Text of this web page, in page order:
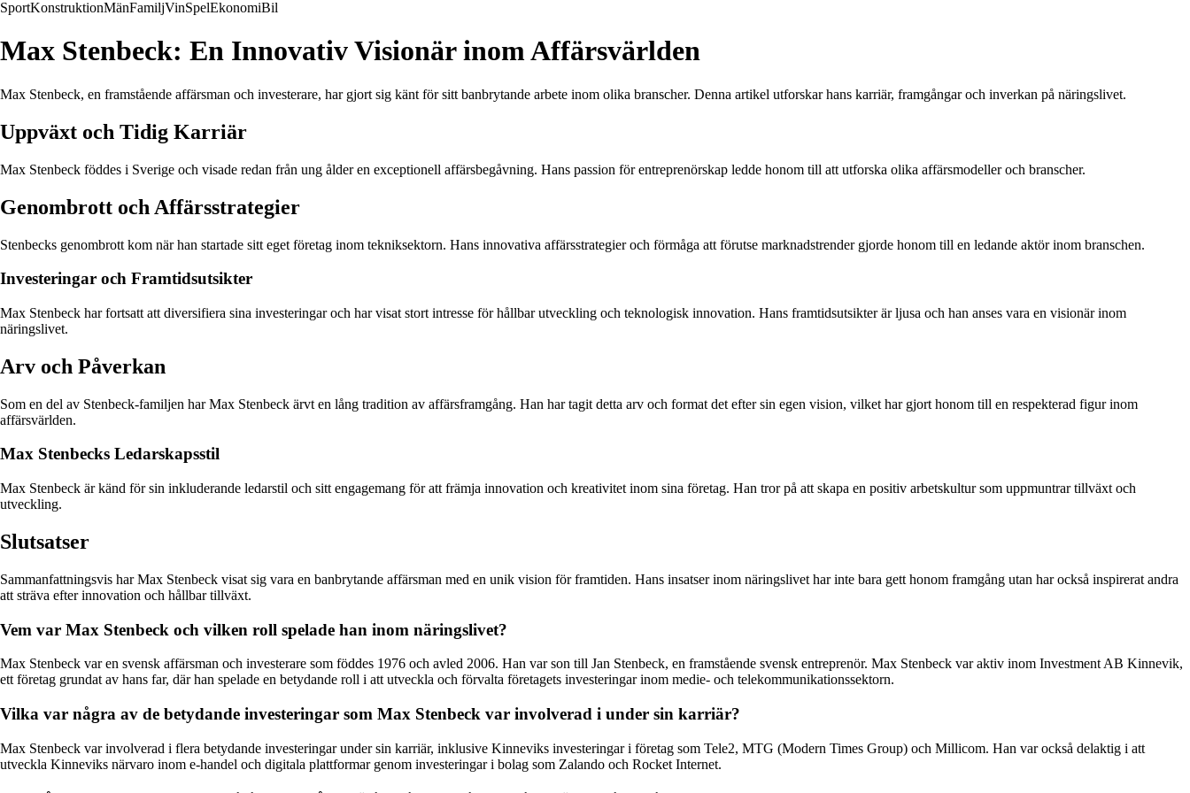
SportKonstruktionMänFamiljVinSpelEkonomiBil
Max Stenbeck: En Innovativ Visionär inom Affärsvärlden
Max Stenbeck, en framstående affärsman och investerare, har gjort sig känt för sitt banbrytande arbete inom olika branscher. Denna artikel utforskar hans karriär, framgångar och inverkan på näringslivet.
Uppväxt och Tidig Karriär
Max Stenbeck föddes i Sverige och visade redan från ung ålder en exceptionell affärsbegåvning. Hans passion för entreprenörskap ledde honom till att utforska olika affärsmodeller och branscher.
Genombrott och Affärsstrategier
Stenbecks genombrott kom när han startade sitt eget företag inom tekniksektorn. Hans innovativa affärsstrategier och förmåga att förutse marknadstrender gjorde honom till en ledande aktör inom branschen.
Investeringar och Framtidsutsikter
Max Stenbeck har fortsatt att diversifiera sina investeringar och har visat stort intresse för hållbar utveckling och teknologisk innovation. Hans framtidsutsikter är ljusa och han anses vara en visionär inom
näringslivet.
Arv och Påverkan
Som en del av Stenbeck-familjen har Max Stenbeck ärvt en lång tradition av affärsframgång. Han har tagit detta arv och format det efter sin egen vision, vilket har gjort honom till en respekterad figur inom
affärsvärlden.
Max Stenbecks Ledarskapsstil
Max Stenbeck är känd för sin inkluderande ledarstil och sitt engagemang för att främja innovation och kreativitet inom sina företag. Han tror på att skapa en positiv arbetskultur som uppmuntrar tillväxt och
utveckling.
Slutsatser
Sammanfattningsvis har Max Stenbeck visat sig vara en banbrytande affärsman med en unik vision för framtiden. Hans insatser inom näringslivet har inte bara gett honom framgång utan har också inspirerat andra
att sträva efter innovation och hållbar tillväxt.
Vem var Max Stenbeck och vilken roll spelade han inom näringslivet?
Max Stenbeck var en svensk affärsman och investerare som föddes 1976 och avled 2006. Han var son till Jan Stenbeck, en framstående svensk entreprenör. Max Stenbeck var aktiv inom Investment AB Kinnevik,
ett företag grundat av hans far, där han spelade en betydande roll i att utveckla och förvalta företagets investeringar inom medie- och telekommunikationssektorn.
Vilka var några av de betydande investeringar som Max Stenbeck var involverad i under sin karriär?
Max Stenbeck var involverad i flera betydande investeringar under sin karriär, inklusive Kinneviks investeringar i företag som Tele2, MTG (Modern Times Group) och Millicom. Han var också delaktig i att
utveckla Kinneviks närvaro inom e-handel och digitala plattformar genom investeringar i bolag som Zalando och Rocket Internet.